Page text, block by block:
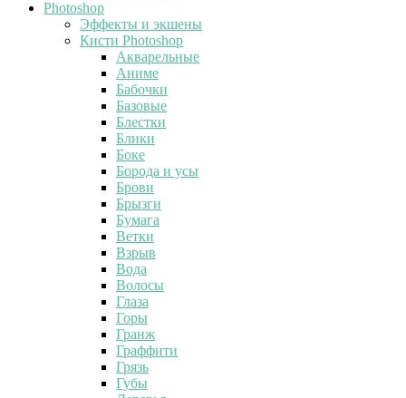
Photoshop
Эффекты и экшены
Кисти Photoshop
Акварельные
Аниме
Бабочки
Базовые
Блестки
Блики
Боке
Борода и усы
Брови
Брызги
Бумага
Ветки
Взрыв
Вода
Волосы
Глаза
Горы
Гранж
Граффити
Грязь
Губы